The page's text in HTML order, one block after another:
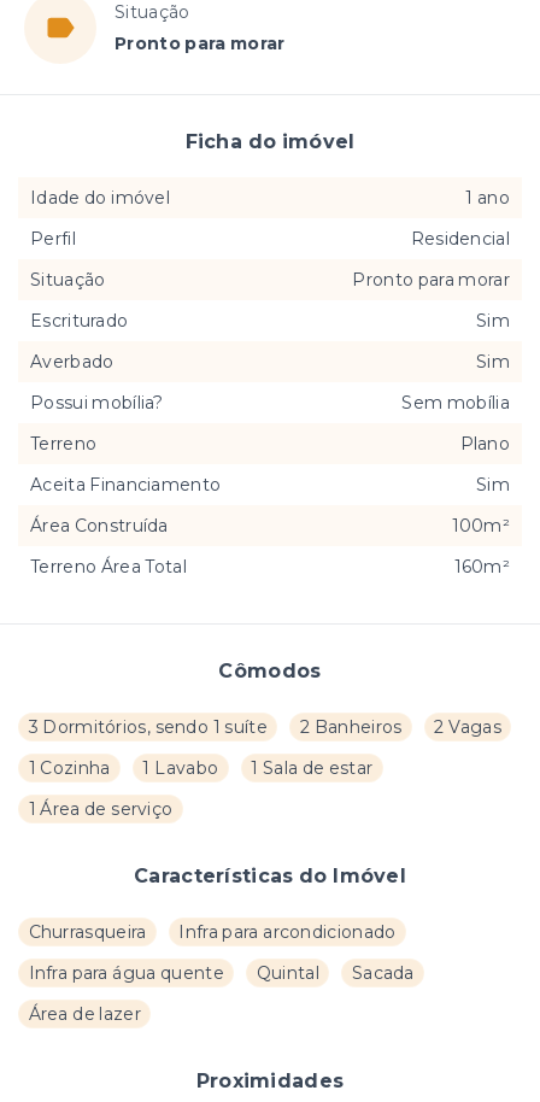
Situação
Pronto para morar
Cômodos
3 Dormitórios, sendo 1 suíte 2 Banheiros
2 Vagas
1 Cozinha
1 Lavabo
1 Sala de estar
1 Área de serviço
Características do Imóvel
Churrasqueira
Infra para arcondicionado
Infra para água quente
Quintal
Sacada
Área de lazer
Proximidades
Ficha do imóvel
Idade do imóvel
1 ano
Perfil
Residencial
Situação
Pronto para morar
Escriturado
Sim
Averbado
Sim
Possui mobília?
Sem mobília
Terreno
Plano
Aceita Financiamento
Sim
Área Construída
100m²
Terreno Área Total
160m²